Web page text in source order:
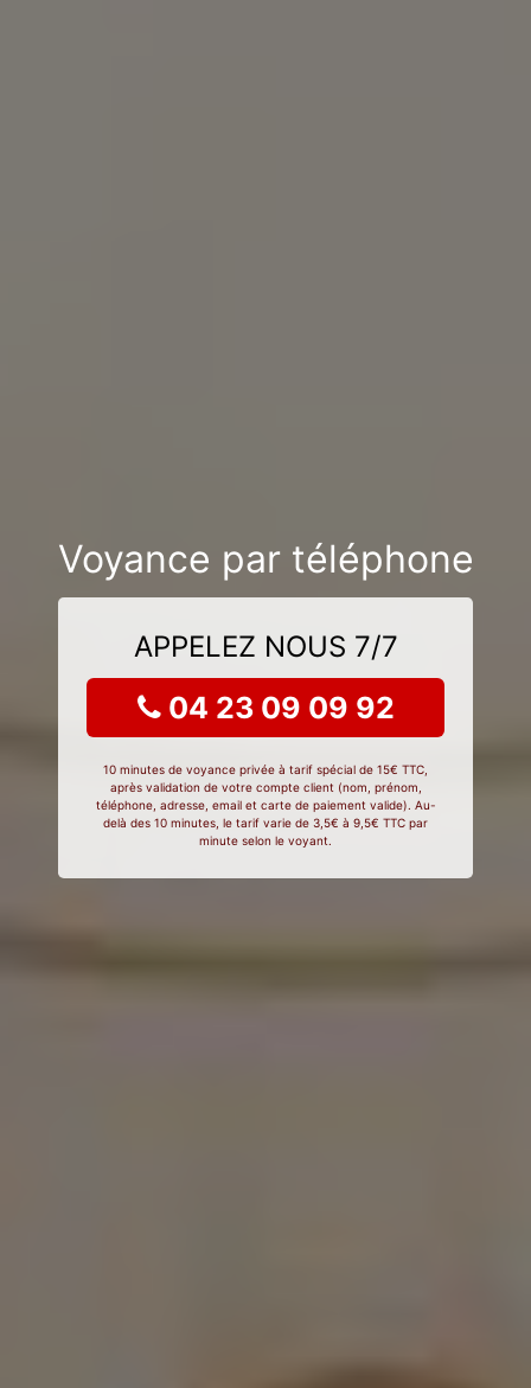
Voyance par téléphone
APPELEZ NOUS 7/7
04 23 09 09 92
10 minutes de voyance privée à tarif spécial de 15€ TTC,
après validation de votre compte client (nom, prénom,
téléphone, adresse, email et carte de paiement valide). Au-
delà des 10 minutes, le tarif varie de 3,5€ à 9,5€ TTC par
minute selon le voyant.